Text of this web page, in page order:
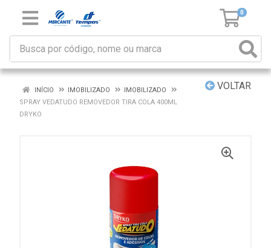
0
VOLTAR
INÍCIO IMOBILIZADO
IMOBILIZADO
SPRAY VEDATUDO REMOVEDOR TIRA COLA 400ML
DRYKO